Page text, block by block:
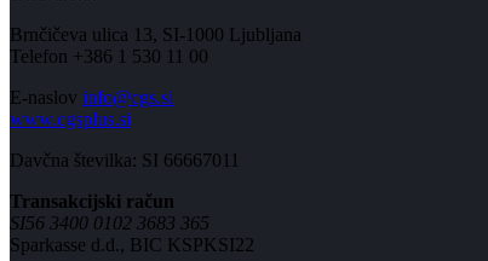
Brnčičeva ulica 13, SI-1000 Ljubljana
Telefon +386 1 530 11 00
E-naslov info@cgs.si
www.cgsplus.si
Davčna številka: SI 66667011
Transakcijski račun
SI56 3400 0102 3683 365
Sparkasse d.d., BIC KSPKSI22